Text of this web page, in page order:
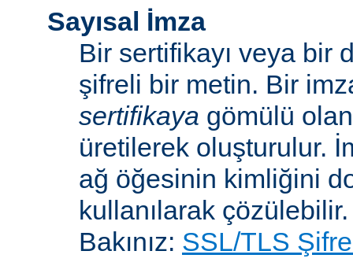
Sayısal İmza
Bir sertifikayı veya bir
şifreli bir metin. Bir
sertifikaya gömülü
üretilerek oluşturulur.
ağ öğesinin kimliğini
kullanılarak çözülebilir.
Bakınız: SSL/TLS